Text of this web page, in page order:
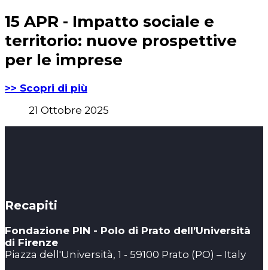
15 APR - Impatto sociale e
territorio: nuove prospettive
per le imprese
>> Scopri di più
21 Ottobre 2025
Recapiti
Fondazione PIN - Polo di Prato dell’Università
di Firenze
Piazza dell'Università, 1 - 59100 Prato (PO) – Italy